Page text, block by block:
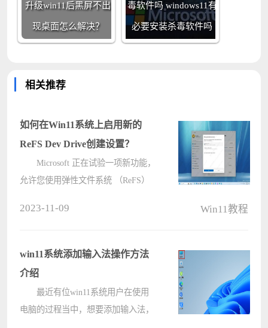
升级win11后黑屏不出
现桌面怎么解决？
毒软件吗 windows11有
必要安装杀毒软件吗
相关推荐
如何在Win11系统上启用新的
ReFS Dev Drive创建设置？
Microsoft 正在试验一项新功能，
允许您使用弹性文件系统 （ReFS​​）
您将在“面向开发人员&rdquo????
2023-11-09 Win11教程
win11系统添加输入法操作方法
介绍
最近有位win11系统用户在使用
电脑的过程当中，想要添加输入法，